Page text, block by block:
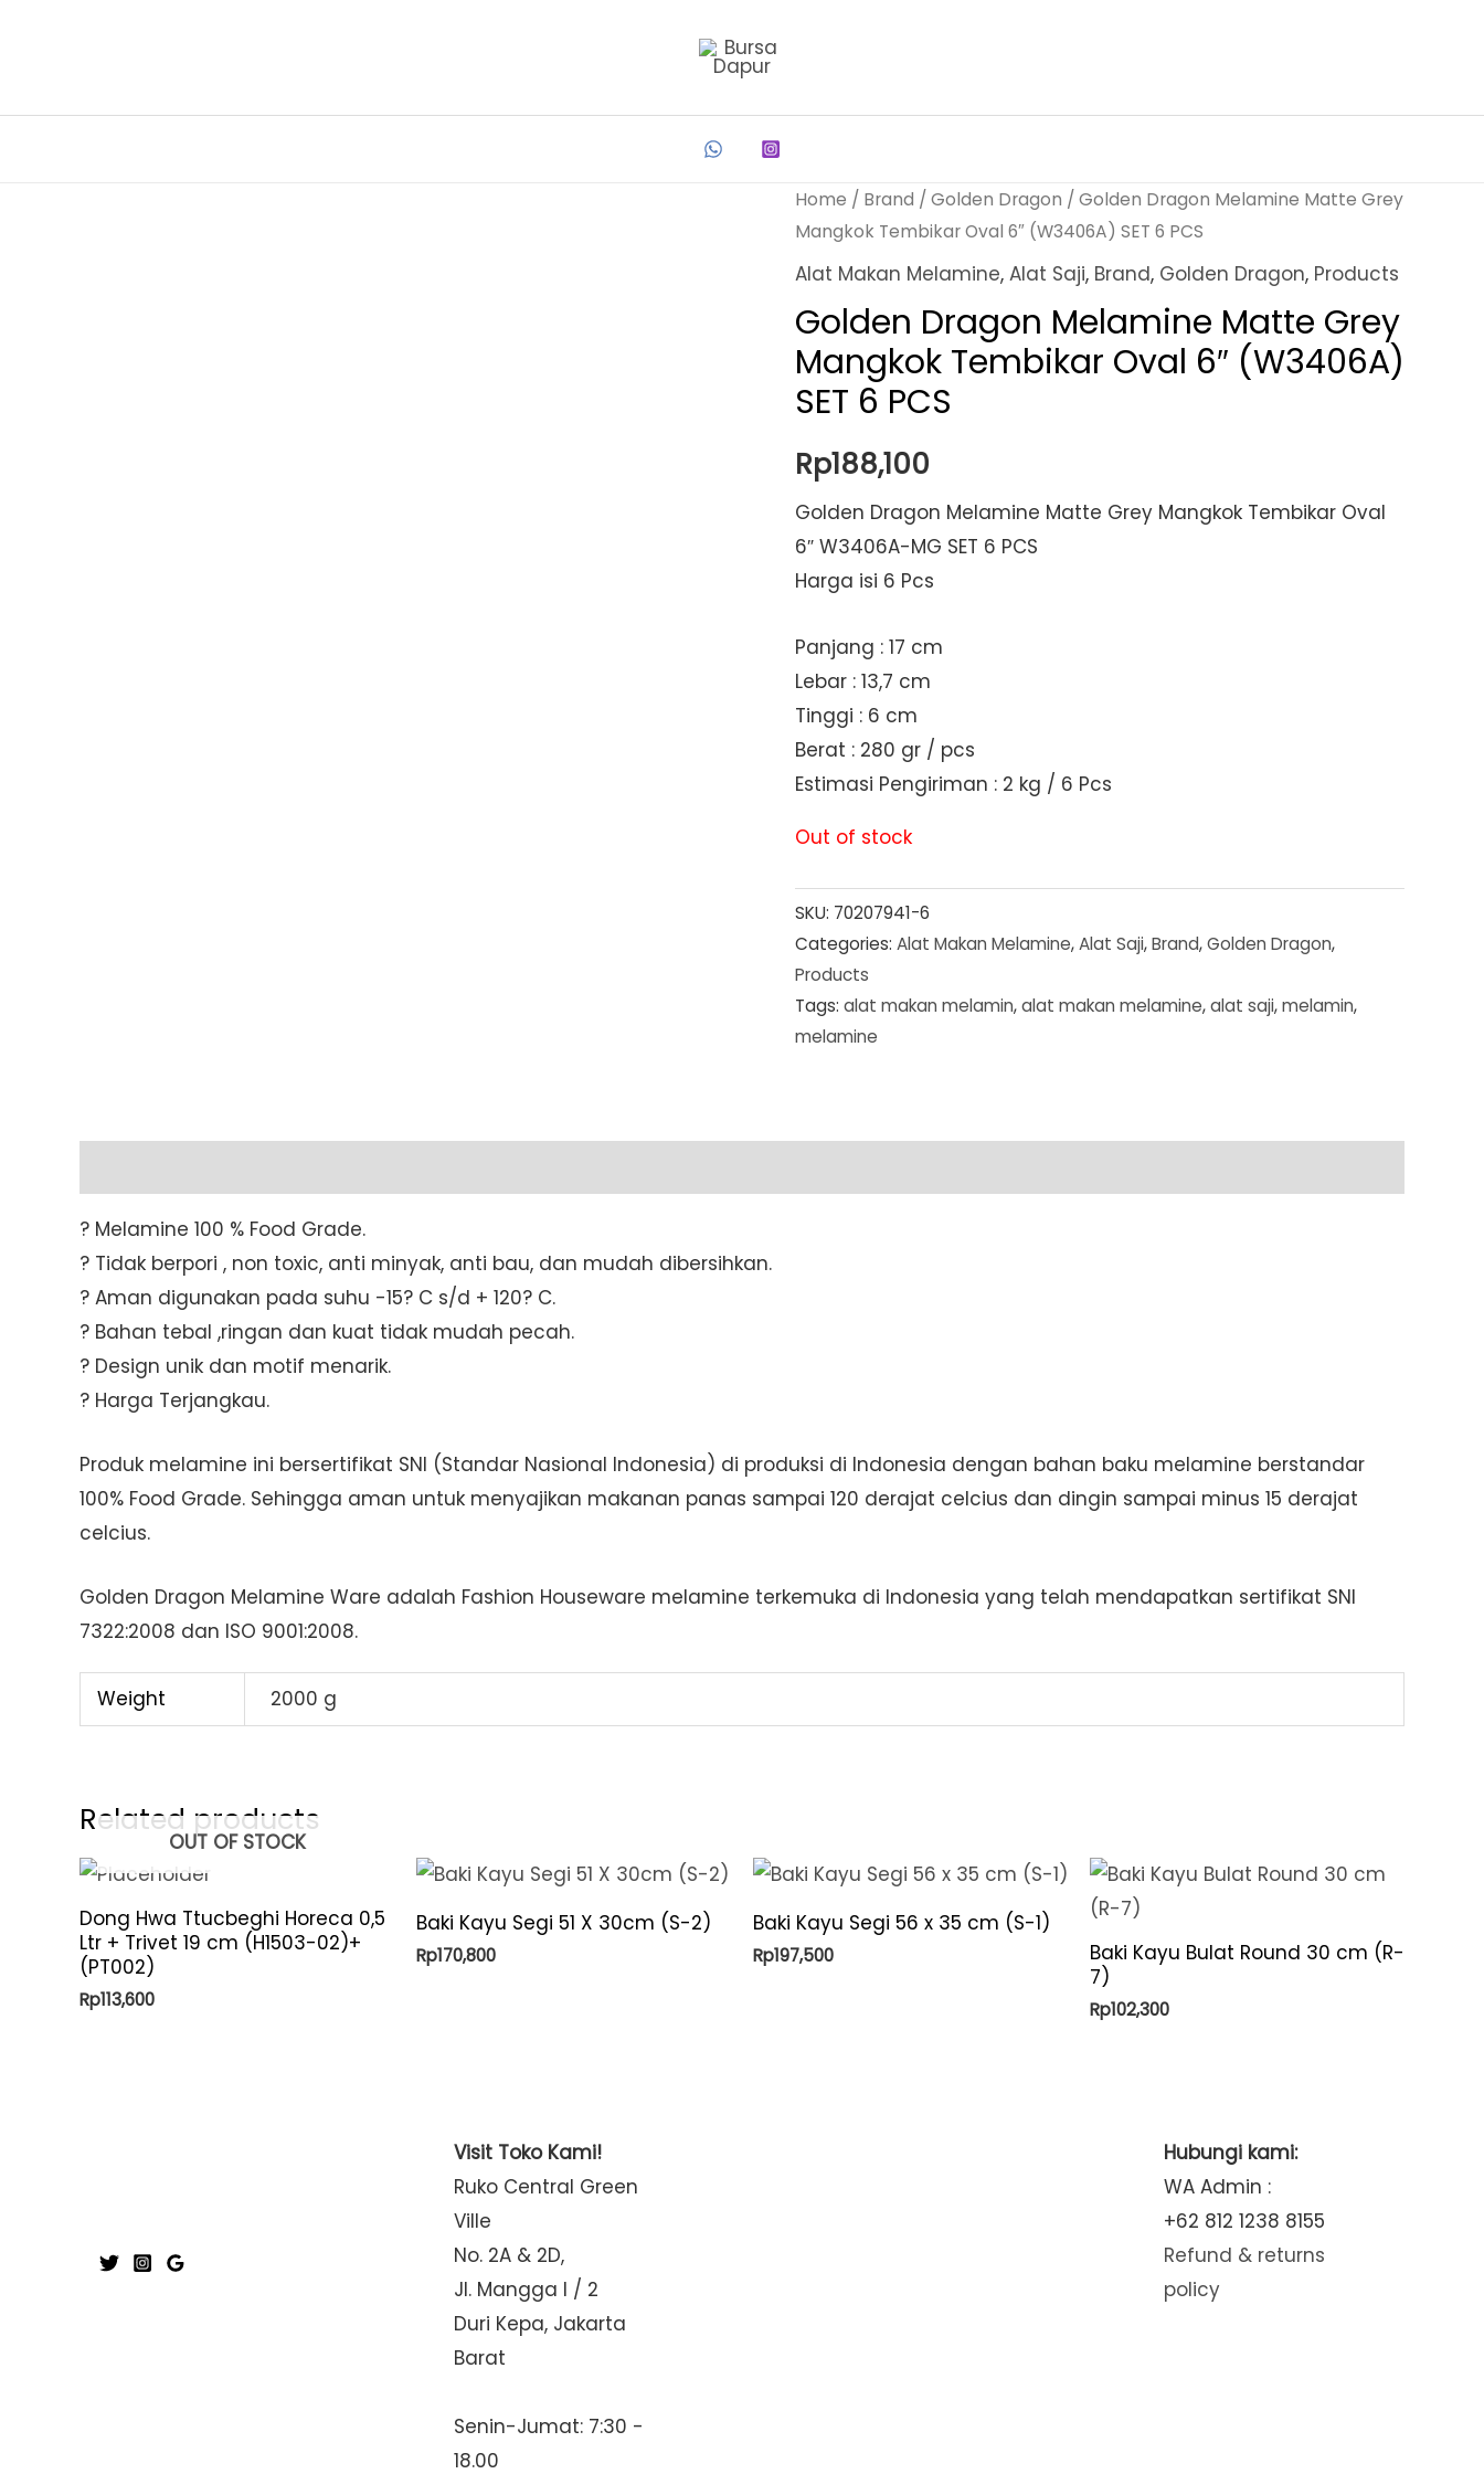
Home / Brand / Golden Dragon / Golden Dragon Melamine Matte Grey
Mangkok Tembikar Oval 6″ (W3406A) SET 6 PCS
Alat Makan Melamine, Alat Saji, Brand, Golden Dragon, Products
Golden Dragon Melamine Matte Grey
Mangkok Tembikar Oval 6″ (W3406A)
SET 6 PCS
Rp188,100
Golden Dragon Melamine Matte Grey Mangkok Tembikar Oval
6″ W3406A-MG SET 6 PCS
Harga isi 6 Pcs
Panjang : 17 cm
Lebar : 13,7 cm
Tinggi : 6 cm
Berat : 280 gr / pcs
Estimasi Pengiriman : 2 kg / 6 Pcs
Out of stock
SKU: 70207941-6
Categories: Alat Makan Melamine,Alat Saji,Brand,Golden Dragon,
Products
Tags: alat makan melamin,alat makan melamine,alat saji,melamin,
melamine
? Melamine 100 % Food Grade.
? Tidak berpori , non toxic, anti minyak, anti bau, dan mudah dibersihkan.
? Aman digunakan pada suhu -15? C s/d + 120? C.
? Bahan tebal ,ringan dan kuat tidak mudah pecah.
? Design unik dan motif menarik.
? Harga Terjangkau.
Produk melamine ini bersertifikat SNI (Standar Nasional Indonesia) di produksi di Indonesia dengan bahan baku melamine berstandar
100% Food Grade. Sehingga aman untuk menyajikan makanan panas sampai 120 derajat celcius dan dingin sampai minus 15 derajat
celcius.
Golden Dragon Melamine Ware adalah Fashion Houseware melamine terkemuka di Indonesia yang telah mendapatkan sertifikat SNI
7322:2008 dan ISO 9001:2008.
Weight 2000 g
Related products
OUT OF STOCK
Dong Hwa Ttucbeghi Horeca 0,5
Ltr + Trivet 19 cm (H1503-02)+
(PT002)
Rp113,600
Baki Kayu Segi 51 X 30cm (S-2)
Rp170,800
Baki Kayu Segi 56 x 35 cm (S-1)
Rp197,500
Baki Kayu Bulat Round 30 cm (R-
7)
Rp102,300
Visit Toko Kami!
Ruko Central Green
Ville
No. 2A & 2D,
Jl. Mangga I / 2
Duri Kepa, Jakarta
Barat
Senin-Jumat: 7:30 -
18.00
Hubungi kami:
WA Admin :
+62 812 1238 8155
Refund & returns
policy